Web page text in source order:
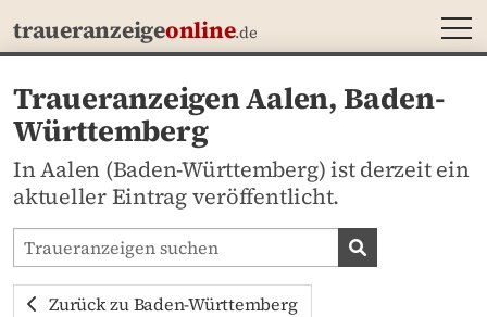
traueranzeigeonline.de
Traueranzeigen Aalen, Baden-
Württemberg
In Aalen (Baden-Württemberg) ist derzeit ein
aktueller Eintrag veröffentlicht.
Traueranzeigen-Portal durchsuchen
Zurück zu Baden-Württemberg